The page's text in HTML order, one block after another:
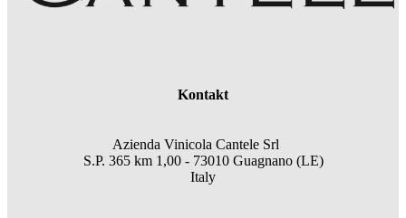
Kontakt
Azienda Vinicola Cantele Srl
S.P. 365 km 1,00 - 73010 Guagnano (LE)
Italy